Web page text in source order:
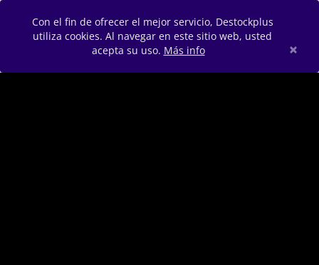
Con el fin de ofrecer el mejor servicio, Destockplus
utiliza cookies. Al navegar en este sitio web, usted
acepta su uso. Más info ×